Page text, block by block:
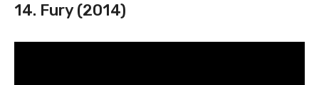
14. Fury (2014)